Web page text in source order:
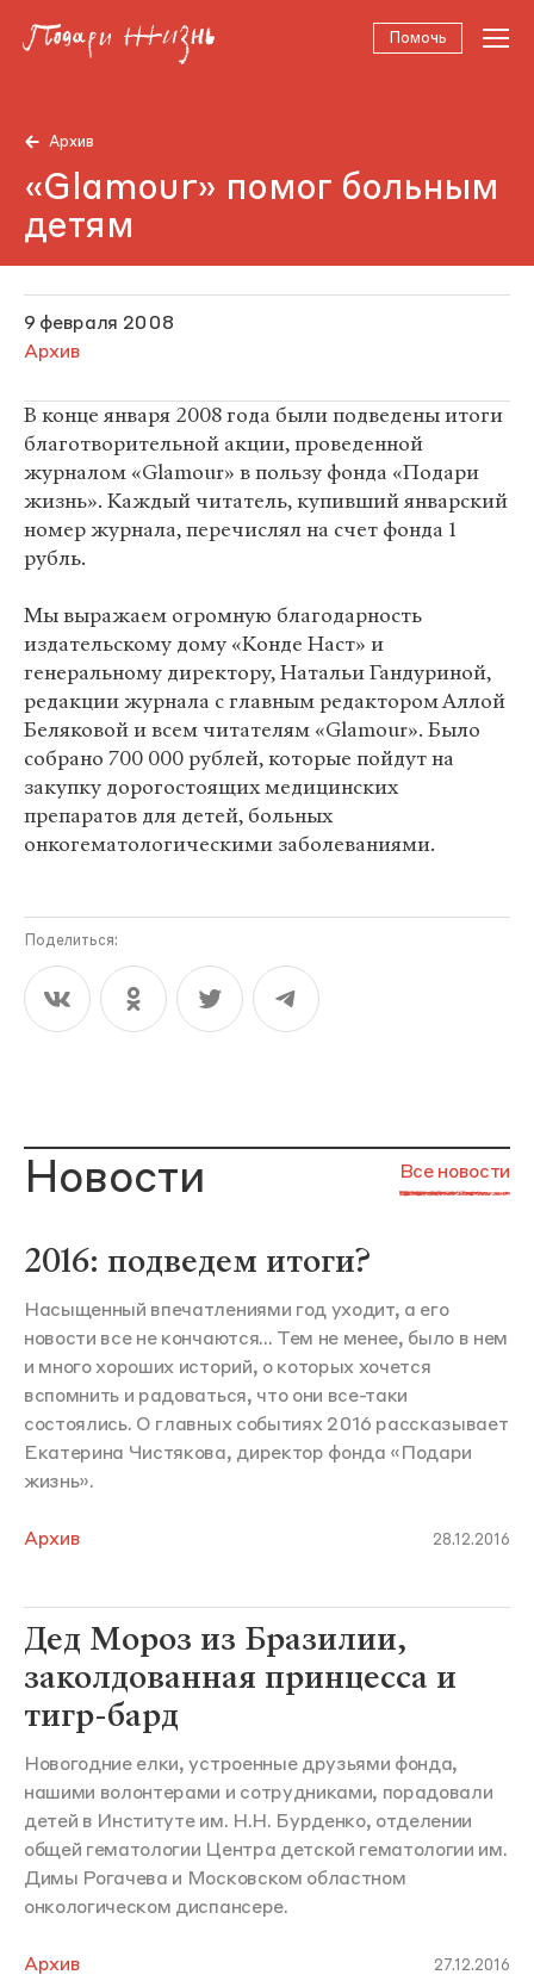
Помочь
Архив
«Glamour» помог больным
детям
9 февраля 2008
Архив
В конце января 2008 года были подведены итоги
благотворительной акции, проведенной
журналом «Glamour» в пользу фонда «Подари
жизнь». Каждый читатель, купивший январский
номер журнала, перечислял на счет фонда 1
рубль.
Мы выражаем огромную благодарность
издательскому дому «Конде Наст» и
генеральному директору, Натальи Гандуриной,
редакции журнала с главным редактором Аллой
Беляковой и всем читателям «Glamour». Было
собрано 700 000 рублей, которые пойдут на
закупку дорогостоящих медицинских
препаратов для детей, больных
онкогематологическими заболеваниями.
Поделиться:
Новости Все новости
2016: подведем итоги?
Насыщенный впечатлениями год уходит, а его
новости все не кончаются... Тем не менее, было в нем
и много хороших историй, о которых хочется
вспомнить и радоваться, что они все-таки
состоялись. О главных событиях 2016 рассказывает
Екатерина Чистякова, директор фонда «Подари
жизнь».
Архив 28.12.2016
Дед Мороз из Бразилии,
заколдованная принцесса и
тигр-бард
Новогодние елки, устроенные друзьями фонда,
нашими волонтерами и сотрудниками, порадовали
детей в Институте им. Н.Н. Бурденко, отделении
общей гематологии Центра детской гематологии им.
Димы Рогачева и Московском областном
онкологическом диспансере.
Архив 27.12.2016